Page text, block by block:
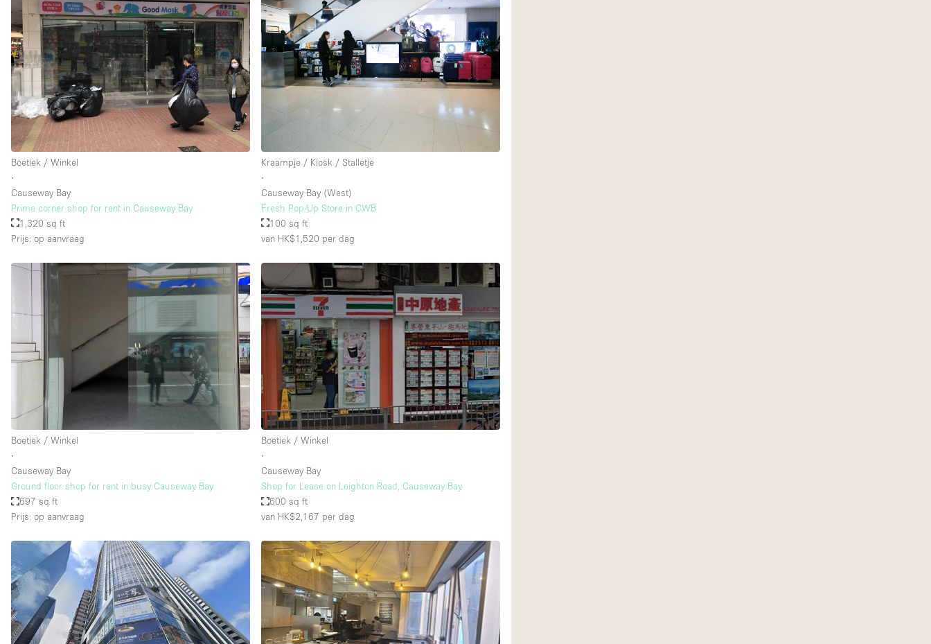
Boetiek / Winkel
∙
Causeway Bay
Prime corner shop for rent in Causeway Bay
1,320 sq ft
Prijs: op aanvraag
Kraampje / Kiosk / Stalletje
∙
Causeway Bay (West)
Fresh Pop-Up Store in CWB
100 sq ft
van HK$1,520 per dag
Boetiek / Winkel
∙
Causeway Bay
Ground floor shop for rent in busy Causeway Bay
697 sq ft
Prijs: op aanvraag
Boetiek / Winkel
∙
Causeway Bay
Shop for Lease on Leighton Road, Causeway Bay
600 sq ft
van HK$2,167 per dag